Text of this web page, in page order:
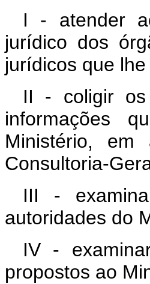
I - atender
jurídico dos
jurídicos que
II - coligir
informações
Ministério, em
Consultoria-
III -
autoridades do
IV -
propostos ao